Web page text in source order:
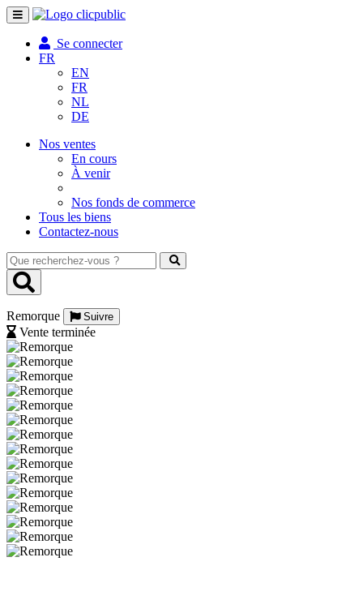
Toggle
navigation
Se connecter
FR
EN
FR
NL
DE
Nos ventes
En cours
À venir
Nos fonds de commerce
Tous les biens
Contactez-nous
Que
recherchez-
vous
Remorque
Suivre
Vente terminée